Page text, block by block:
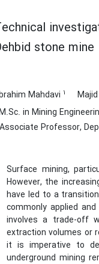
stone mine
Mahdavi 1
in Mining
Associate Professor,
Surface mining,
However, the
have led to a
commonly applied
involves a trade-off
extraction volumes or
it is imperative to
underground mining